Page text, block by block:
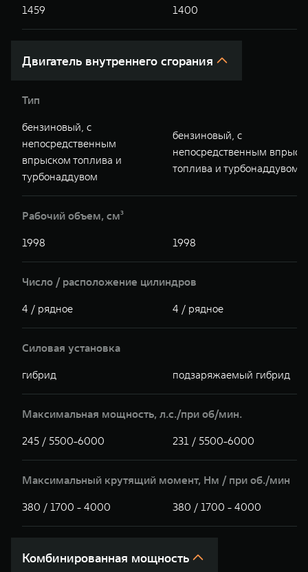
1459 1400
Двигатель внутреннего сгорания
Тип
бензиновый, с
непосредственным
впрыском топлива и
турбонаддувом
бензиновый, с
непосредственным
топлива и турбонаддувом
Рабочий объем, см³
1998 1998
Число / расположение цилиндров
4 / рядное 4 / рядное
Силовая установка
гибрид подзаряжаемый гибрид
Максимальная мощность, л.с./при об/мин.
245 / 5500-6000 231 / 5500-6000
Максимальный крутящий момент, Hм / при об./мин
380 / 1700 - 4000 380 / 1700 - 4000
Комбинированная мощность